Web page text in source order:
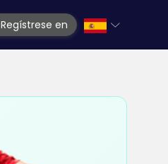
Regístrese en